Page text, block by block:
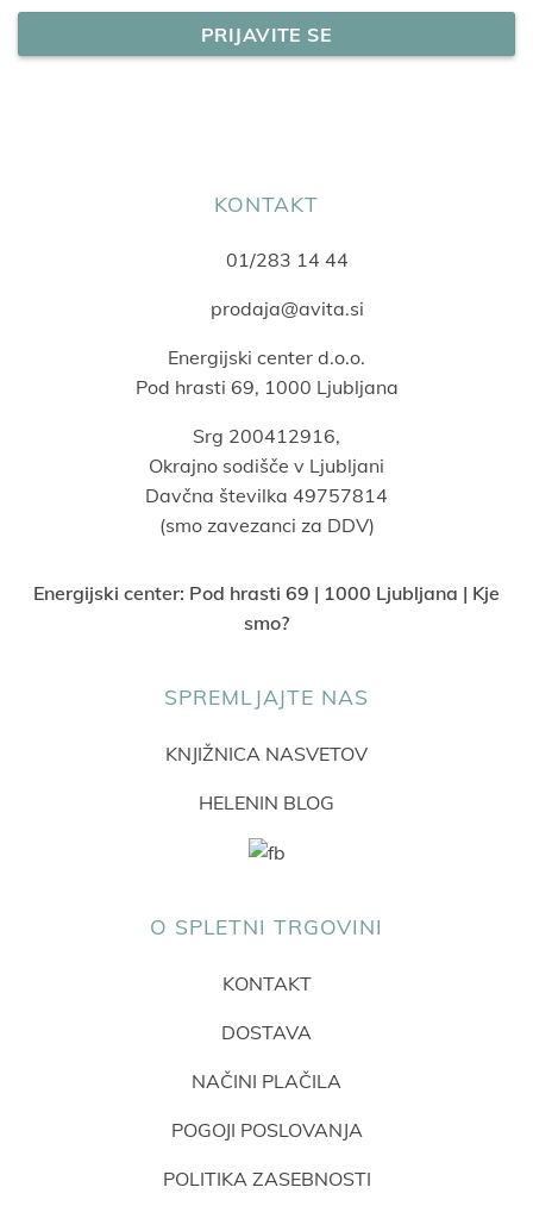
KONTAKT
01/283 14 44
prodaja@avita.si
Energijski center d.o.o.
Pod hrasti 69, 1000 Ljubljana
Srg 200412916,
Okrajno sodišče v Ljubljani
Davčna številka 49757814
(smo zavezanci za DDV)
Energijski center: Pod hrasti 69 | 1000 Ljubljana | Kje
smo?
SPREMLJAJTE NAS
KNJIŽNICA NASVETOV
HELENIN BLOG
O SPLETNI TRGOVINI
KONTAKT
DOSTAVA
NAČINI PLAČILA
POGOJI POSLOVANJA
POLITIKA ZASEBNOSTI